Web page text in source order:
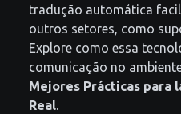
tradução automática
outros setores, como
Explore como essa
comunicação no
Mejores Prácticas para
Real